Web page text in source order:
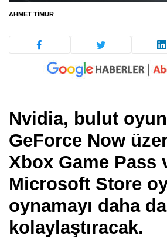
AHMET TIMUR
Nvidia, bulut
GeForce Now
Xbox Game Pass
Microsoft Store
oynamayı daha da
kolaylaştıracak.